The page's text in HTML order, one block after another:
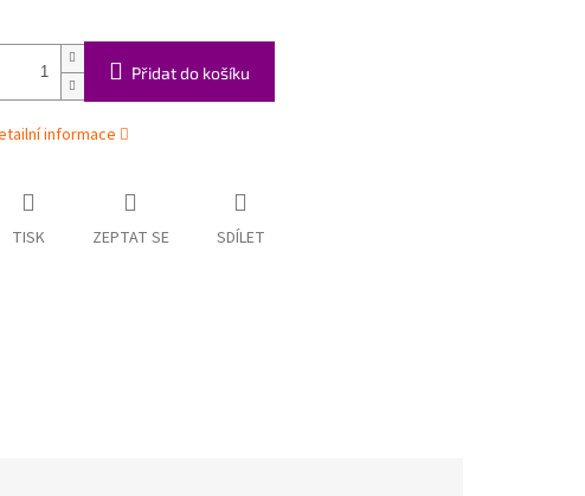
Přidat do košíku
informace
TISK ZEPTAT SE SDÍLET